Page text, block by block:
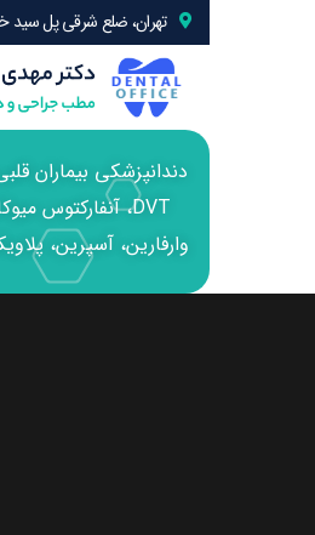
تهران، ضلع شرقی پل سید
وارفارین، آسپرین،